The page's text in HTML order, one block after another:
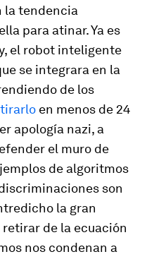
la tendencia
para atinar. Ya es
el robot inteligente
se integrara en la
de los
en menos de 24
apología nazi, a
el muro de
de algoritmos
son
la gran
de la ecuación
nos condenan a